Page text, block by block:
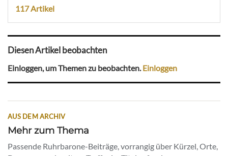
117 Artikel
Diesen Artikel beobachten
Einloggen, um Themen zu beobachten.Einloggen
AUS DEM ARCHIV
Mehr zum Thema
Passende Ruhrbarone-Beiträge, vorrangig über Kürzel, Orte,